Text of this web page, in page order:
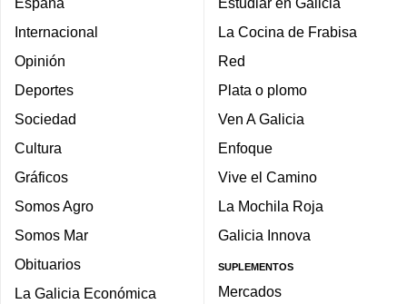
Internacional
Opinión
Deportes
Sociedad
Cultura
Gráficos
Somos Agro
Somos Mar
Obituarios
La Galicia Económica
La Cocina de Frabisa
Red
Plata o plomo
Ven A Galicia
Enfoque
Vive el Camino
La Mochila Roja
Galicia Innova
SUPLEMENTOS
Mercados